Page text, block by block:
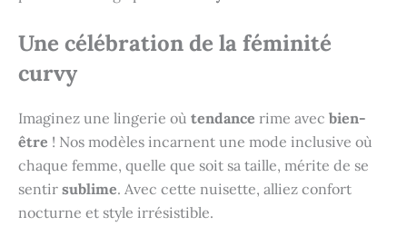
Une célébration de la féminité
curvy
Imaginez une lingerie où tendance rime avec bien-
être ! Nos modèles incarnent une mode inclusive où
chaque femme, quelle que soit sa taille, mérite de se
sentir sublime. Avec cette nuisette, alliez confort
nocturne et style irrésistible.